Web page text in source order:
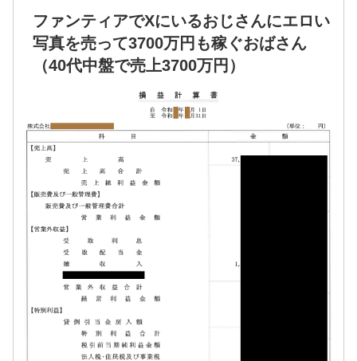
ファンティアでXにいるおじさんにエロい
写真を売って3700万円も稼ぐおばさん
（40代中盤で売上3700万円）